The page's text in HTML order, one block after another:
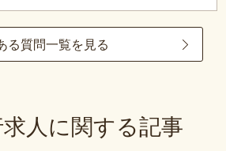
る質問一覧を見る
人に関する記事